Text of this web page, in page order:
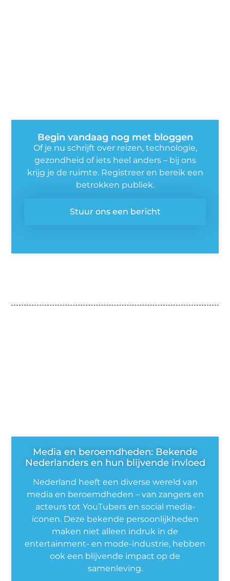
Begin vandaag nog met bloggen
Of je nu schrijft over reizen, technologie,
gezondheid of iets heel anders – bij ons
krijg je de ruimte. Registreer en bereik een
betrokken publiek.
Stuur ons een bericht
Media en beroemdheden: Bekende
Nederlanders en hun blijvende invloed
Nederland heeft een diverse wereld van
media en beroemdheden – van zangers en
acteurs tot YouTubers en social media-
iconen. Deze bekende persoonlijkheden
maken niet alleen indruk in de
entertainment- en mode-industrie, hebben
ook een blijvende impact op de
samenleving.